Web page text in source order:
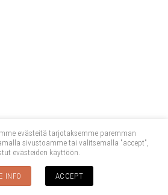
evästeitä tarjotaksemme paremman
sivustoamme tai valitsemalla "accept",
evästeiden käyttöön.
INFO ACCEPT